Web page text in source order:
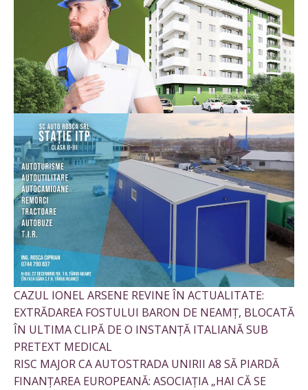
CAZUL IONEL ARSENE REVINE ÎN ACTUALITATE:
EXTRĂDAREA FOSTULUI BARON DE NEAMȚ, BLOCATĂ
ÎN ULTIMA CLIPĂ DE O INSTANȚĂ ITALIANĂ SUB
PRETEXT MEDICAL
RISC MAJOR CA AUTOSTRADA UNIRII A8 SĂ PIARDĂ
FINANȚAREA EUROPEANĂ: ASOCIAȚIA „HAI CĂ SE